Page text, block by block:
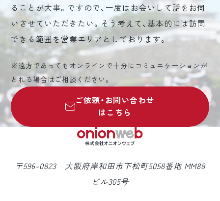
ることが大事。ですので、一度はお会いして話をお伺
いさせていただきたい。そう考えて、基本的には訪問
できる範囲を営業エリアとしております。
※遠方であってもオンラインで十分にコミュニケーションが
とれる場合はご相談ください。
ご依頼・お問い合わせ
はこちら
〒596-0823 大阪府岸和田市下松町5058番地 MM88
ビル305号